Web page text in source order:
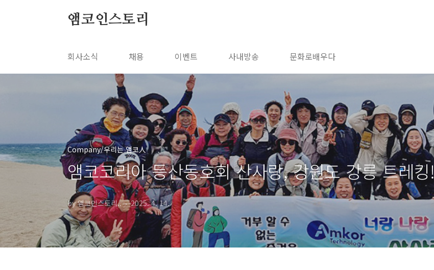
앰코인스토리
회사소식 채용 이벤트 사내방송 문화로배우다
Company/우리는 앰코人
앰코코리아 등산동호회 산사랑, 강원도 강릉 트레킹!
by 앰코인스토리.. 2025. 4. 14.